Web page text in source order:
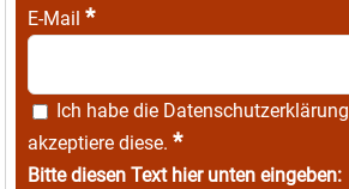
E-Mail *
Ich habe die Datenschutzerklärung
akzeptiere diese. *
Bitte diesen Text hier unten eingeben: